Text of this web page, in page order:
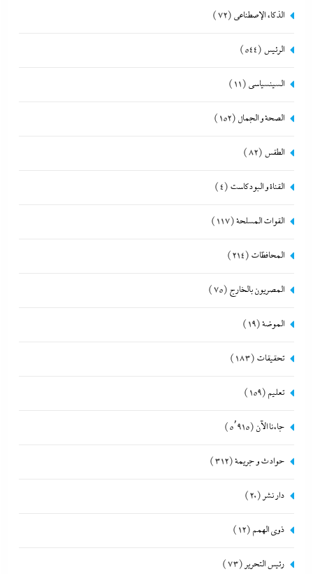
الذكاء الإصطناعي (72)
الرئيس (544)
السينسياسي (11)
الصحة و الجمال (152)
الطقس (82)
القناة و البودكاست (4)
القوات المسلحة(117)
المحافظات (214)
المصريون بالخارج (75)
الموضة(19)
تحقيقات (183)
تعليم (159)
جاءنا الآن (5٬915)
حوادث و جريمة(312)
دار نشر (20)
ذوى الهمم (12)
رئيس التحرير (73)